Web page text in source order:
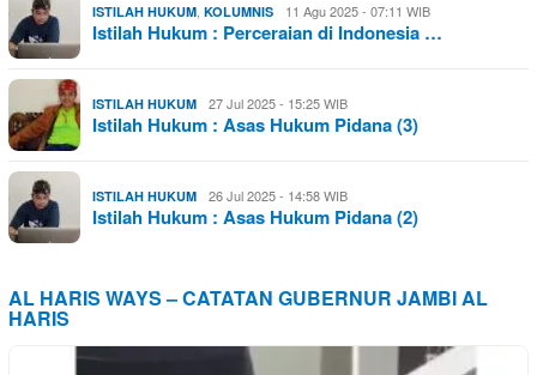
ISTILAH HUKUM, KOLUMNIS 11 Agu 2025 - 07:11 WIB
Istilah Hukum : Perceraian di Indonesia …
ISTILAH HUKUM 27 Jul 2025 - 15:25 WIB
Istilah Hukum : Asas Hukum Pidana (3)
ISTILAH HUKUM 26 Jul 2025 - 14:58 WIB
Istilah Hukum : Asas Hukum Pidana (2)
AL HARIS WAYS – CATATAN GUBERNUR JAMBI AL
HARIS